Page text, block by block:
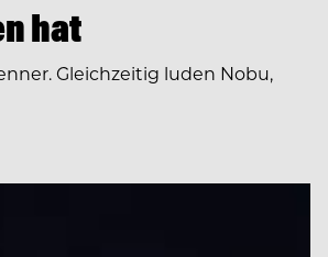
hat
Gleichzeitig luden Nobu,